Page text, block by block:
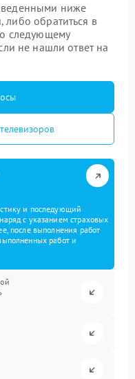
ниже
обратиться в
следующему
не нашли ответ на
и последующий
с указанием страховых
после выполнения работ
работ и